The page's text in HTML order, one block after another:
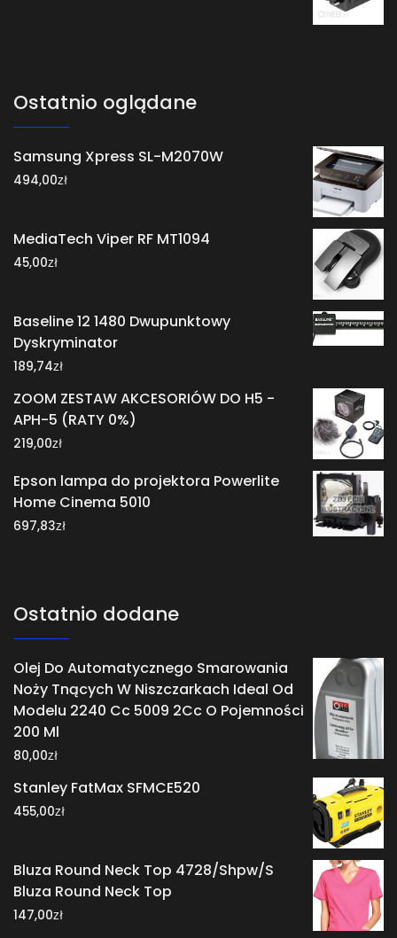
Ostatnio oglądane
Samsung Xpress SL-M2070W
494,00zł
MediaTech Viper RF MT1094
45,00zł
Baseline 12 1480 Dwupunktowy
Dyskryminator
189,74zł
ZOOM ZESTAW AKCESORIÓW DO H5 -
APH-5 (RATY 0%)
219,00zł
Epson lampa do projektora Powerlite
Home Cinema 5010
697,83zł
Ostatnio dodane
Olej Do Automatycznego Smarowania
Noży Tnących W Niszczarkach Ideal Od
Modelu 2240 Cc 5009 2Cc O Pojemności
200 Ml
80,00zł
Stanley FatMax SFMCE520
455,00zł
Bluza Round Neck Top 4728/Shpw/S
Bluza Round Neck Top
147,00zł